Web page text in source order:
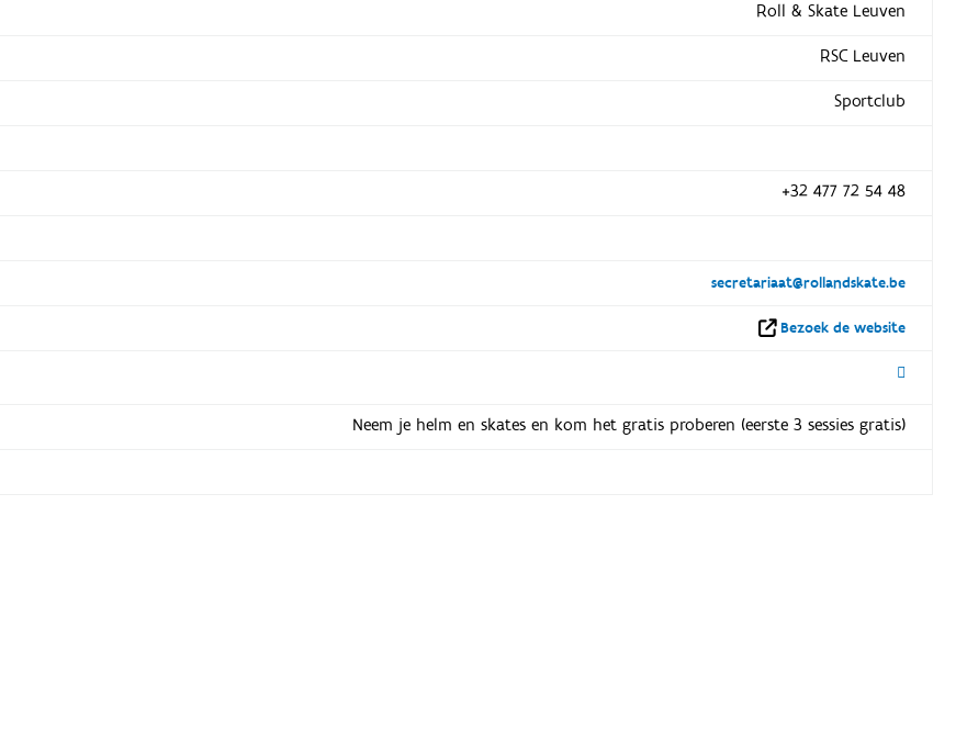
Roll & Skate Leuven
RSC Leuven
Sportclub
+32 477 72 54 48
secretariaat@rollandskate.be
Bezoek de website
Neem je helm en skates en kom het gratis proberen (eerste 3 sessies gratis)